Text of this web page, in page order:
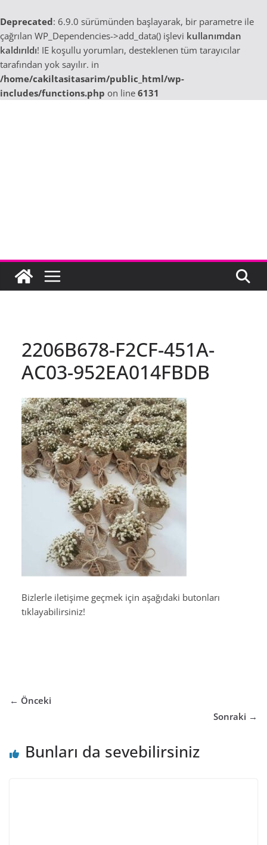
Deprecated: 6.9.0 sürümünden başlayarak, bir parametre ile
çağrılan WP_Dependencies->add_data() işlevi kullanımdan
kaldırıldı! IE koşullu yorumları, desteklenen tüm tarayıcılar
tarafından yok sayılır. in
/home/cakiltasitasarim/public_html/wp-
includes/functions.php on line 6131
2206B678-F2CF-451A-
AC03-952EA014FBDB
Bizlerle iletişime geçmek için aşağıdaki butonları
tıklayabilirsiniz!
← Önceki
Sonraki →
Bunları da sevebilirsiniz